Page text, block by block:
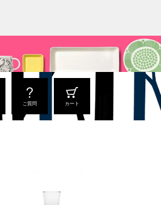
ご質問 カート